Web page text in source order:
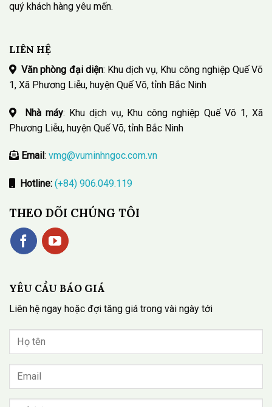
quý khách hàng yêu mến.
LIÊN HỆ
Văn phòng đại diện: Khu dịch vụ, Khu công nghiệp Quế Võ
1, Xã Phương Liễu, huyện Quế Võ, tỉnh Bắc Ninh
Nhà máy: Khu dịch vụ, Khu công nghiệp Quế Võ 1, Xã
Phương Liễu, huyện Quế Võ, tỉnh Bắc Ninh
Email : vmg@vuminhngoc.com.vn
Hotline: (+84) 906.049.119
THEO DÕI CHÚNG TÔI
YÊU CẦU BÁO GIÁ
Liên hệ ngay hoặc đợi tăng giá trong vài ngày tới